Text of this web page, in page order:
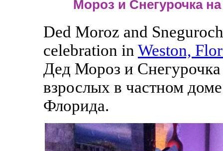
Мороз и Снегурочка
Ded Moroz and
celebration in Weston,
Дед Мороз и Снегурочка
взрослых в частном
Флорида.